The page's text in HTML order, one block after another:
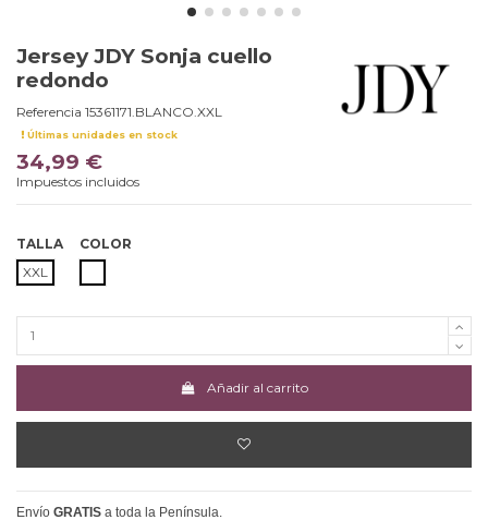
Jersey JDY Sonja cuello
redondo
Referencia 15361171.BLANCO.XXL
Últimas unidades en stock
34,99 €
Impuestos incluidos
TALLA
XXL
COLOR
Añadir al carrito
Envío GRATIS a toda la Península.